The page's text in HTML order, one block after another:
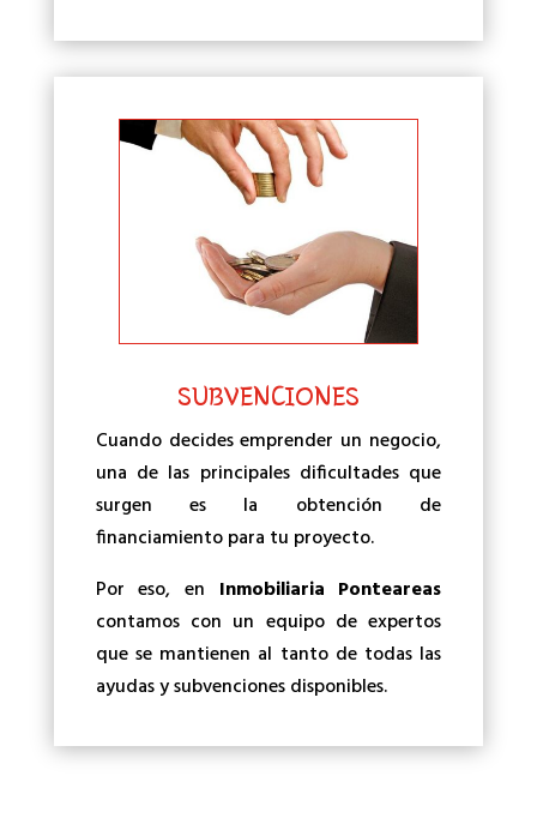
SUBVENCIONES
Cuando decides emprender un negocio,
una de las principales dificultades que
surgen es la obtención de
financiamiento para tu proyecto.
Por eso, en Inmobiliaria Ponteareas
contamos con un equipo de expertos
que se mantienen al tanto de todas las
ayudas y subvenciones disponibles.